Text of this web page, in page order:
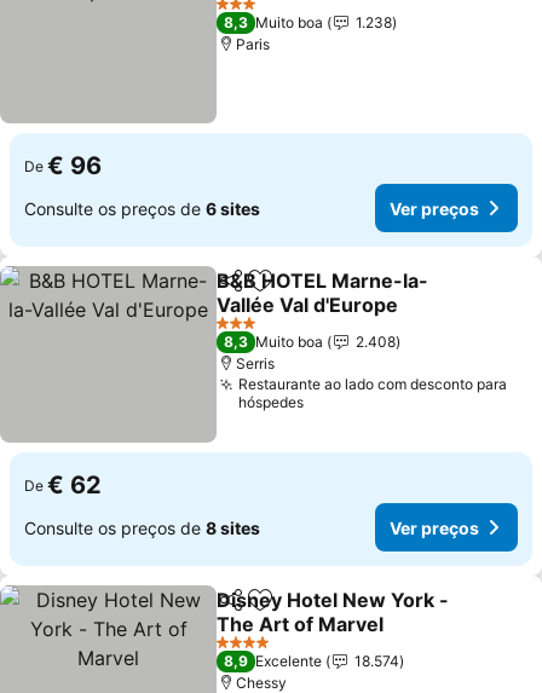
3 Estrelas
8,3 Muito boa
1.238
Paris
De € 96
Consulte os preços de 6 sites Ver preços
PartilharAdicionar aos favoritos
B&B HOTEL Marne-la-
Vallée Val d'Europe
3 Estrelas
8,3 Muito boa
2.408
Serris
Restaurante ao lado com desconto para
hóspedes
De € 62
Consulte os preços de 8 sites Ver preços
PartilharAdicionar aos favoritos
Disney Hotel New York -
The Art of Marvel
4 Estrelas
8,9 Excelente
18.574
Chessy